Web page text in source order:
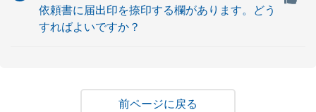
依頼書に届出印を捺印する欄があります。どう
すればよいですか？
戻る